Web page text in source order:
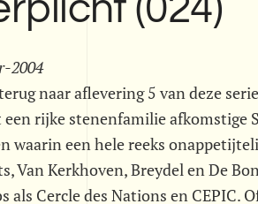
(024)
2004
naar aflevering 5 van deze
een rijke stenenfamilie afkomstige
waarin een hele reeks
Van Kerkhoven, Breydel en De
als Cercle des Nations en CEPIC.